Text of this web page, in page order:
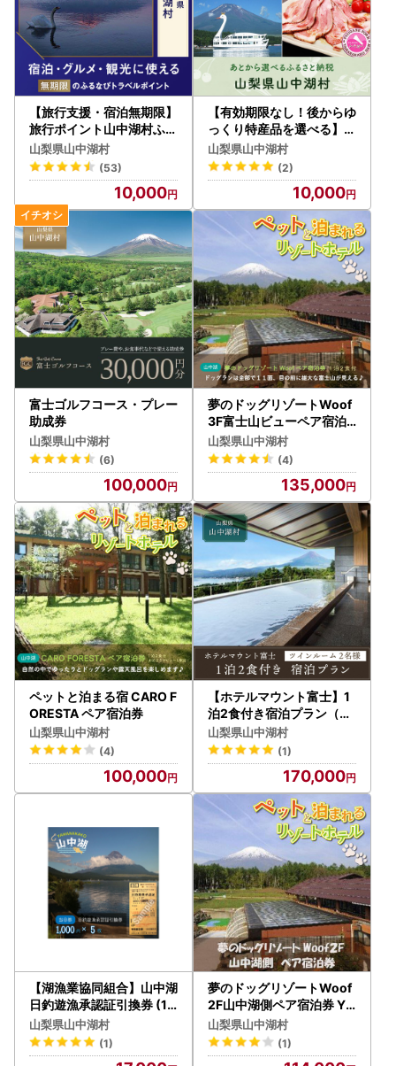
【旅行支援・宿泊無期限】
旅行ポイント山中湖村ふる
なびトラベルポイント
山梨県山中湖村
(53)
10,000
【有効期限なし！後からゆ
っくり特産品を選べる】山
梨県山中湖村カタログポイ
ント
山梨県山中湖村
(2)
10,000
富士ゴルフコース・プレー
助成券
山梨県山中湖村
(6)
100,000
夢のドッグリゾートWoof
3F富士山ビューペア宿泊
券
山梨県山中湖村
(4)
135,000
ペットと泊まる宿 CARO F
ORESTA ペア宿泊券
山梨県山中湖村
(4)
100,000
【ホテルマウント富士】1
泊2食付き宿泊プラン（ツ
インルーム2名様）
山梨県山中湖村
(1)
170,000
【湖漁業協同組合】山中湖
日釣遊漁承認証引換券 (10
00×5枚) YR001
山梨県山中湖村
(1)
夢のドッグリゾートWoof
2F山中湖側ペア宿泊券 YN
005
山梨県山中湖村
(1)